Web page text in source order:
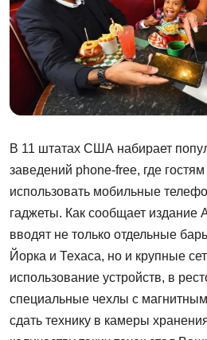
В 11 штатах США набирает
заведений phone-free, где
использовать мобильные
гаджеты. Как сообщает издание
вводят не только отдельные
Йорка и Техаса, но и крупные
использование устройств, в
специальные чехлы с
сдать технику в камеры